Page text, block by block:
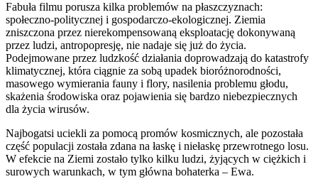
Fabuła filmu porusza kilka problemów na płaszczyznach:
społeczno-politycznej i gospodarczo-ekologicznej. Ziemia
zniszczona przez nierekompensowaną eksploatację dokonywaną
przez ludzi, antropopresję, nie nadaje się już do życia.
Podejmowane przez ludzkość działania doprowadzają do katastrofy
klimatycznej, która ciągnie za sobą upadek bioróżnorodności,
masowego wymierania fauny i flory, nasilenia problemu głodu,
skażenia środowiska oraz pojawienia się bardzo niebezpiecznych
dla życia wirusów.
Najbogatsi uciekli za pomocą promów kosmicznych, ale pozostała
część populacji została zdana na łaskę i niełaskę przewrotnego losu.
W efekcie na Ziemi zostało tylko kilku ludzi, żyjących w ciężkich i
surowych warunkach, w tym główna bohaterka – Ewa.